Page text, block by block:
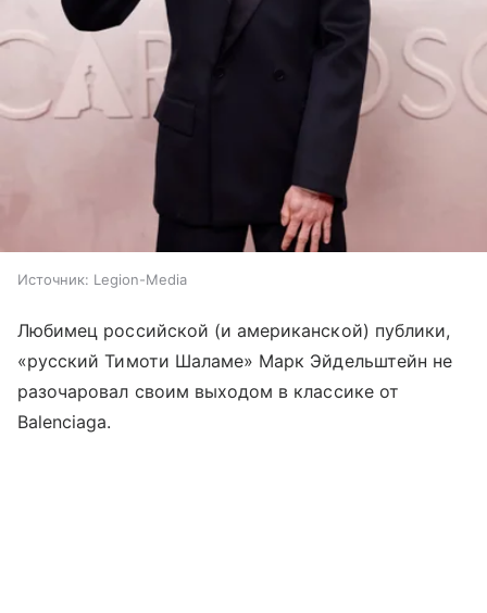
Источник: Legion-Media
Любимец российской (и американской) публики,
«русский Тимоти Шаламе» Марк Эйдельштейн не
разочаровал своим выходом в классике от
Balenciaga.